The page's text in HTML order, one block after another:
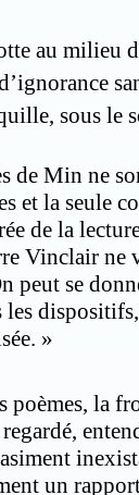
sans
le
de Min ne
et la seule
de la
Vinclair ne
peut se
»
poèmes, la
un